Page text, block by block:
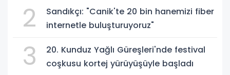
2
Sandıkçı: "Canik'te 20 bin hanemizi fiber
internetle buluşturuyoruz"
3
20. Kunduz Yağlı Güreşleri'nde festival
coşkusu kortej yürüyüşüyle başladı